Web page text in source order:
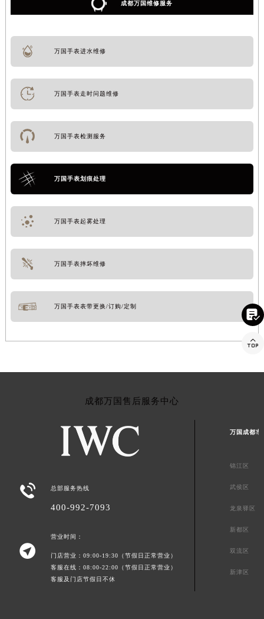
成都万国维修服务
万国手表进水维修
万国手表走时问题维修
万国手表检测服务
万国手表划痕处理
万国手表起雾处理
万国手表摔坏维修
万国手表表带更换/订购/定制
成都万国售后服务中心
 总部服务热线
400-992-7093

营业时间：
门店营业：09:00-19:30（节假日正常营业）
客服在线：08:00-22:00（节假日正常营业）
客服及门店节假日不休
万国成都市
锦江区
武侯区
龙泉驿区
新都区
双流区
新津区

